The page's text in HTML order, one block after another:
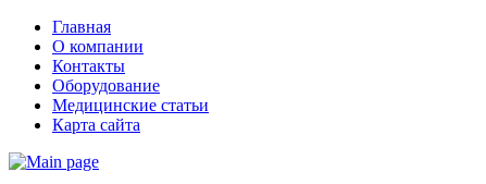
Главная
О компании
Контакты
Оборудование
Медицинские статьи
Карта сайта